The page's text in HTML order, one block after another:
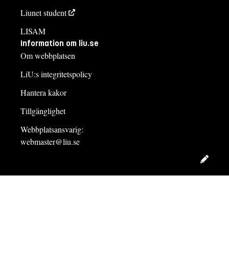
Liunet student
LISAM
Information om liu.se
Om webbplatsen
LiU:s integritetspolicy
Hantera kakor
Tillgänglighet
Webbplatsansvarig:
webmaster@liu.se